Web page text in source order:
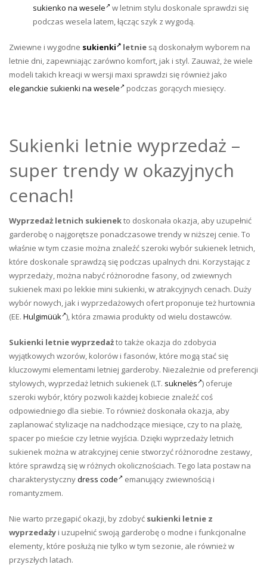
sukienko na wesele
w letnim stylu doskonale sprawdzi się
podczas wesela latem, łącząc szyk z wygodą.
Zwiewne i wygodne sukienki letnie są doskonałym wyborem na
letnie dni, zapewniając zarówno komfort, jak i styl. Zauważ, że wiele
modeli takich kreacji w wersji maxi sprawdzi się również jako
eleganckie sukienki na wesele
podczas gorących miesięcy.
Sukienki letnie wyprzedaż –
super trendy w okazyjnych
cenach!
Wyprzedaż letnich sukienekto doskonała okazja, aby uzupełnić
garderobę o najgorętsze ponadczasowe trendy w niższej cenie. To
właśnie w tym czasie można znaleźć szeroki wybór sukienek letnich,
które doskonale sprawdzą się podczas upalnych dni. Korzystając z
wyprzedaży, można nabyć różnorodne fasony, od zwiewnych
sukienek maxi po lekkie mini sukienki, w atrakcyjnych cenach. Duży
wybór nowych, jak i wyprzedażowych ofert proponuje też hurtownia
(EE. Hulgimüük ), która zmawia produkty od wielu dostawców.
Sukienki letnie wyprzedażto także okazja do zdobycia
wyjątkowych wzorów, kolorów i fasonów, które mogą stać się
kluczowymi elementami letniej garderoby. Niezależnie od preferencji
stylowych, wyprzedaż letnich sukienek (LT. suknelės ) oferuje
szeroki wybór, który pozwoli każdej kobiecie znaleźć coś
odpowiedniego dla siebie. To również doskonała okazja, aby
zaplanować stylizacje na nadchodzące miesiące, czy to na plażę,
spacer po mieście czy letnie wyjścia. Dzięki wyprzedaży letnich
sukienek można w atrakcyjnej cenie stworzyć różnorodne zestawy,
które sprawdzą się w różnych okolicznościach. Tego lata postaw na
charakterystycznydress code
emanujący zwiewnością i
romantyzmem.
Nie warto przegapić okazji, by zdobyć sukienki letnie z
wyprzedaży i uzupełnić swoją garderobę o modne i funkcjonalne
elementy, które posłużą nie tylko w tym sezonie, ale również w
przyszłych latach.